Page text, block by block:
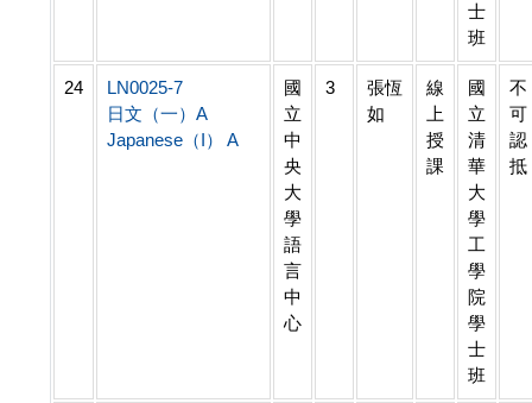
士
班
24
LN0025-7
日文（一）A
Japanese（I） A
國
立
中
央
大
學
語
言
中
心
3
張恆
如
線
上
授
課
國
立
清
華
大
學
工
學
院
學
士
班
不
可
認
抵